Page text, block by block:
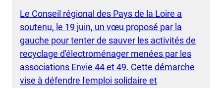
Le Conseil régional des Pays de la Loire a
soutenu, le 19 juin, un vœu proposé par la
gauche pour tenter de sauver les activités de
recyclage d'électroménager menées par les
associations Envie 44 et 49. Cette démarche
vise à défendre l'emploi solidaire et